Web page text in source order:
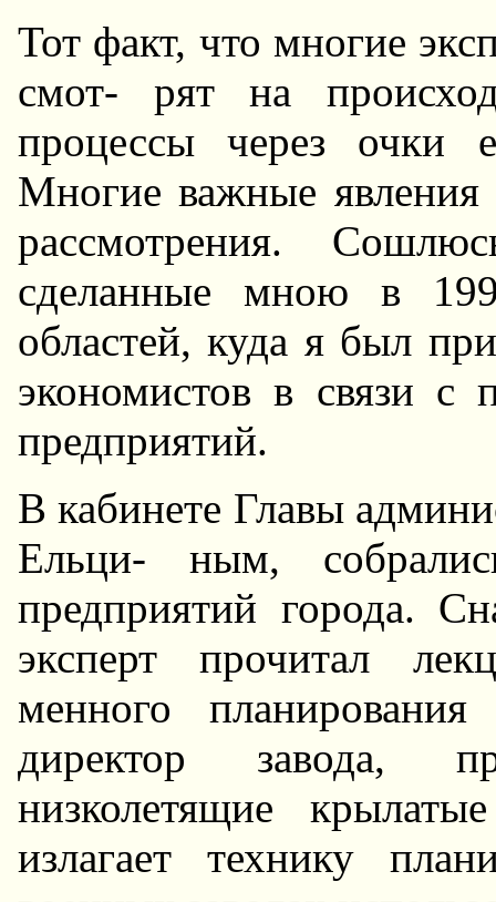
Тот факт, что многие
смот- рят на
процессы через очки
Многие важные
рассмотрения.
сделанные мною в
областей, куда я был
экономистов в связи с
предприятий.
В кабинете Главы
Ельци- ным,
предприятий города.
эксперт прочитал
менного
директор завода,
низколетящие
излагает технику